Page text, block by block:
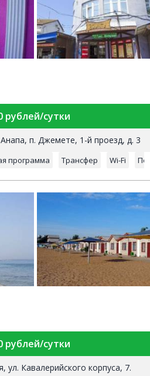
рублей/сутки
п. Джемете, 1-й проезд, д. 3
программа Трансфер Wi-Fi
рублей/сутки
ул. Кавалерийского корпуса, 7.